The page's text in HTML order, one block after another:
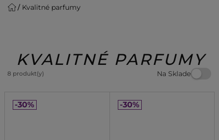
pleť Líčenie
Beauty Zl'avy
Kvalitné parfumy
KVALITNÉ PARFUMY
8 produkt(y) Na Sklade
-30% -30%